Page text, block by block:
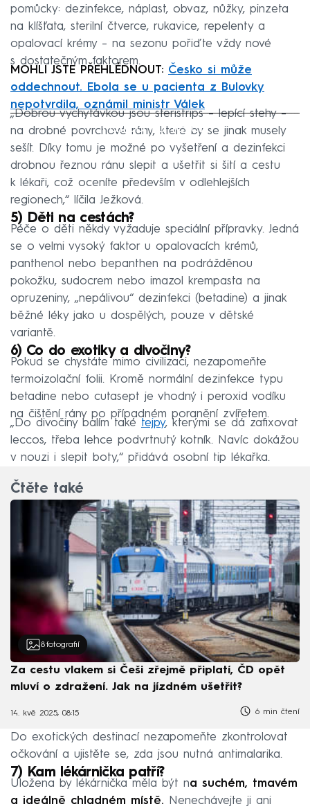
pomůcky: dezinfekce, náplast, obvaz, nůžky, pinzeta
na klíšťata, sterilní čtverce, rukavice, repelenty a
opalovací krémy – na sezonu pořiďte vždy nové
s dostatečným faktorem.
MOHLI JSTE PŘEHLÉDNOUT: Česko si může
oddechnout. Ebola se u pacienta z Bulovky
nepotvrdila, oznámil ministr Válek
Failed to fetch
„Dobrou vychytávkou jsou steristrips – lepící stehy –
na drobné povrchové rány, které by se jinak musely
sešít. Díky tomu je možné po vyšetření a dezinfekci
drobnou řeznou ránu slepit a ušetřit si šití a cestu
k lékaři, což oceníte především v odlehlejších
regionech,“ líčila Ježková.
5) Děti na cestách?
Péče o děti někdy vyžaduje speciální přípravky. Jedná
se o velmi vysoký faktor u opalovacích krémů,
panthenol nebo bepanthen na podrážděnou
pokožku, sudocrem nebo imazol krempasta na
opruzeniny, „nepálivou“ dezinfekci (betadine) a jinak
běžné léky jako u dospělých, pouze v dětské
variantě.
6) Co do exotiky a divočiny?
Pokud se chystáte mimo civilizaci, nezapomeňte
termoizolační folii. Kromě normální dezinfekce typu
betadine nebo cutasept je vhodný i peroxid vodíku
na čištění rány po případném poranění zvířetem.
„Do divočiny balím také tejpy, kterými se dá zafixovat
leccos, třeba lehce podvrtnutý kotník. Navíc dokážou
v nouzi i slepit boty,“ přidává osobní tip lékařka.
Čtěte také
8 fotografií
Za cestu vlakem si Češi zřejmě připlatí, ČD opět
mluví o zdražení. Jak na jízdném ušetřit?
14. kvě 2025, 08:15 6 min čtení
Do exotických destinací nezapomeňte zkontrolovat
očkování a ujistěte se, zda jsou nutná antimalarika.
7) Kam lékárnička patří?
Uložena by lékárnička měla být na suchém, tmavém
a ideálně chladném místě.
Nenechávejte ji ani